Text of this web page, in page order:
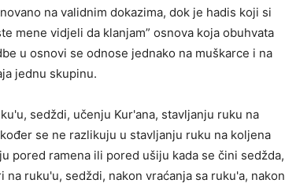
na validnim dokazima, dok je hadis koji si
mene vidjeli da klanjam” osnova koja obuhvata
u osnovi se odnose jednako na muškarce i na
jednu skupinu.
sedždi, učenju Kur'ana, stavljanju ruku na
se ne razlikuju u stavljanju ruku na koljena
pored ramena ili pored ušiju kada se čini sedžda,
ruku'u, sedždi, nakon vraćanja sa ruku'a, nakon